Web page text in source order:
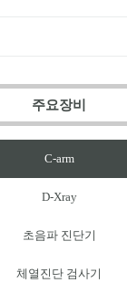
주요장비
C-arm
D-Xray
초음파 진단기
체열진단 검사기